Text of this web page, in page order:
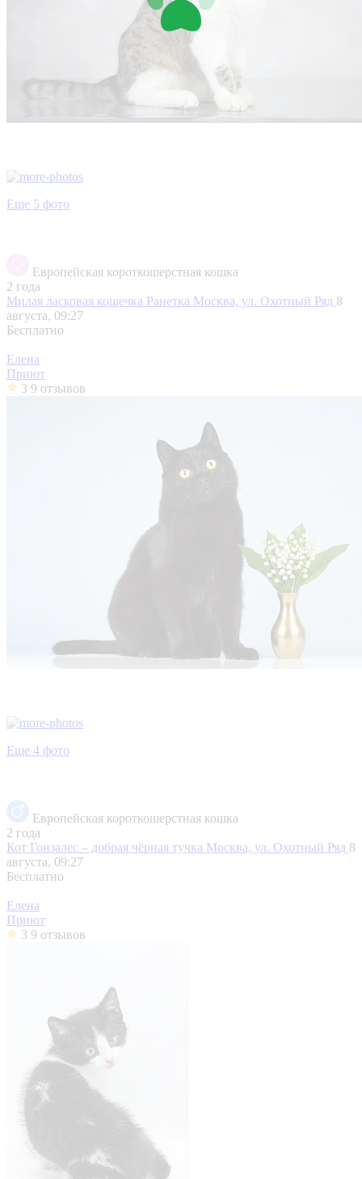
Еще 5 фото
Европейская короткошерстная кошка
2 года
Милая ласковая кошечка Ранетка Москва, ул. Охотный Ряд 8
августа, 09:27
Бесплатно
Елена
Приют
3 9 отзывов
Еще 4 фото
Европейская короткошерстная кошка
2 года
Кот Гонзалес – добрая чёрная тучка Москва, ул. Охотный Ряд 8
августа, 09:27
Бесплатно
Елена
Приют
3 9 отзывов